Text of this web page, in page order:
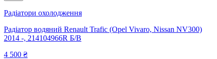
Радіатори охолодження
Радіатор водяний Renault Trafic (Opel Vivaro, Nissan NV300)
2014 -, 214104966R Б/В
4 500 ₴